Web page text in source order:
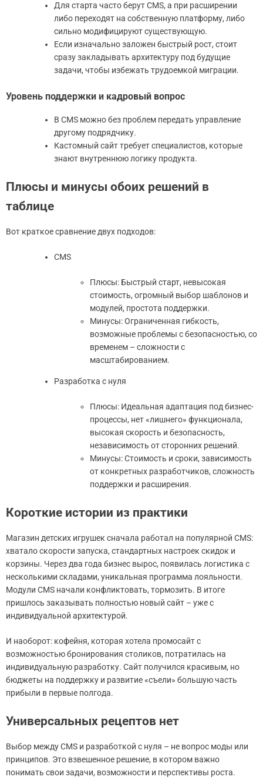
Для старта часто берут CMS, а при расширении
либо переходят на собственную платформу, либо
сильно модифицируют существующую.
Если изначально заложен быстрый рост, стоит
сразу закладывать архитектуру под будущие
задачи, чтобы избежать трудоемкой миграции.
Уровень поддержки и кадровый вопрос
В CMS можно без проблем передать управление
другому подрядчику.
Кастомный сайт требует специалистов, которые
знают внутреннюю логику продукта.
Плюсы и минусы обоих решений в
таблице
Вот краткое сравнение двух подходов:
CMS
Плюсы: Быстрый старт, невысокая
стоимость, огромный выбор шаблонов и
модулей, простота поддержки.
Минусы: Ограниченная гибкость,
возможные проблемы с безопасностью, со
временем – сложности с
масштабированием.
Разработка с нуля
Плюсы: Идеальная адаптация под бизнес-
процессы, нет «лишнего» функционала,
высокая скорость и безопасность,
независимость от сторонних решений.
Минусы: Стоимость и сроки, зависимость
от конкретных разработчиков, сложность
поддержки и расширения.
Короткие истории из практики
Магазин детских игрушек сначала работал на популярной CMS:
хватало скорости запуска, стандартных настроек скидок и
корзины. Через два года бизнес вырос, появилась логистика с
несколькими складами, уникальная программа лояльности.
Модули CMS начали конфликтовать, тормозить. В итоге
пришлось заказывать полностью новый сайт – уже с
индивидуальной архитектурой.
И наоборот: кофейня, которая хотела промосайт с
возможностью бронирования столиков, потратилась на
индивидуальную разработку. Сайт получился красивым, но
бюджеты на поддержку и развитие «съели» большую часть
прибыли в первые полгода.
Универсальных рецептов нет
Выбор между CMS и разработкой с нуля – не вопрос моды или
принципов. Это взвешенное решение, в котором важно
понимать свои задачи, возможности и перспективы роста.